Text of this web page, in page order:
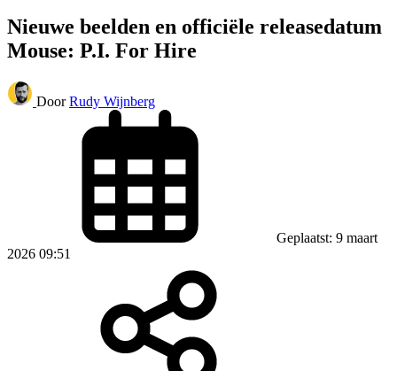
Nieuwe beelden en officiële releasedatum
Mouse: P.I. For Hire
Door Rudy Wijnberg
Geplaatst: 9 maart
2026 09:51